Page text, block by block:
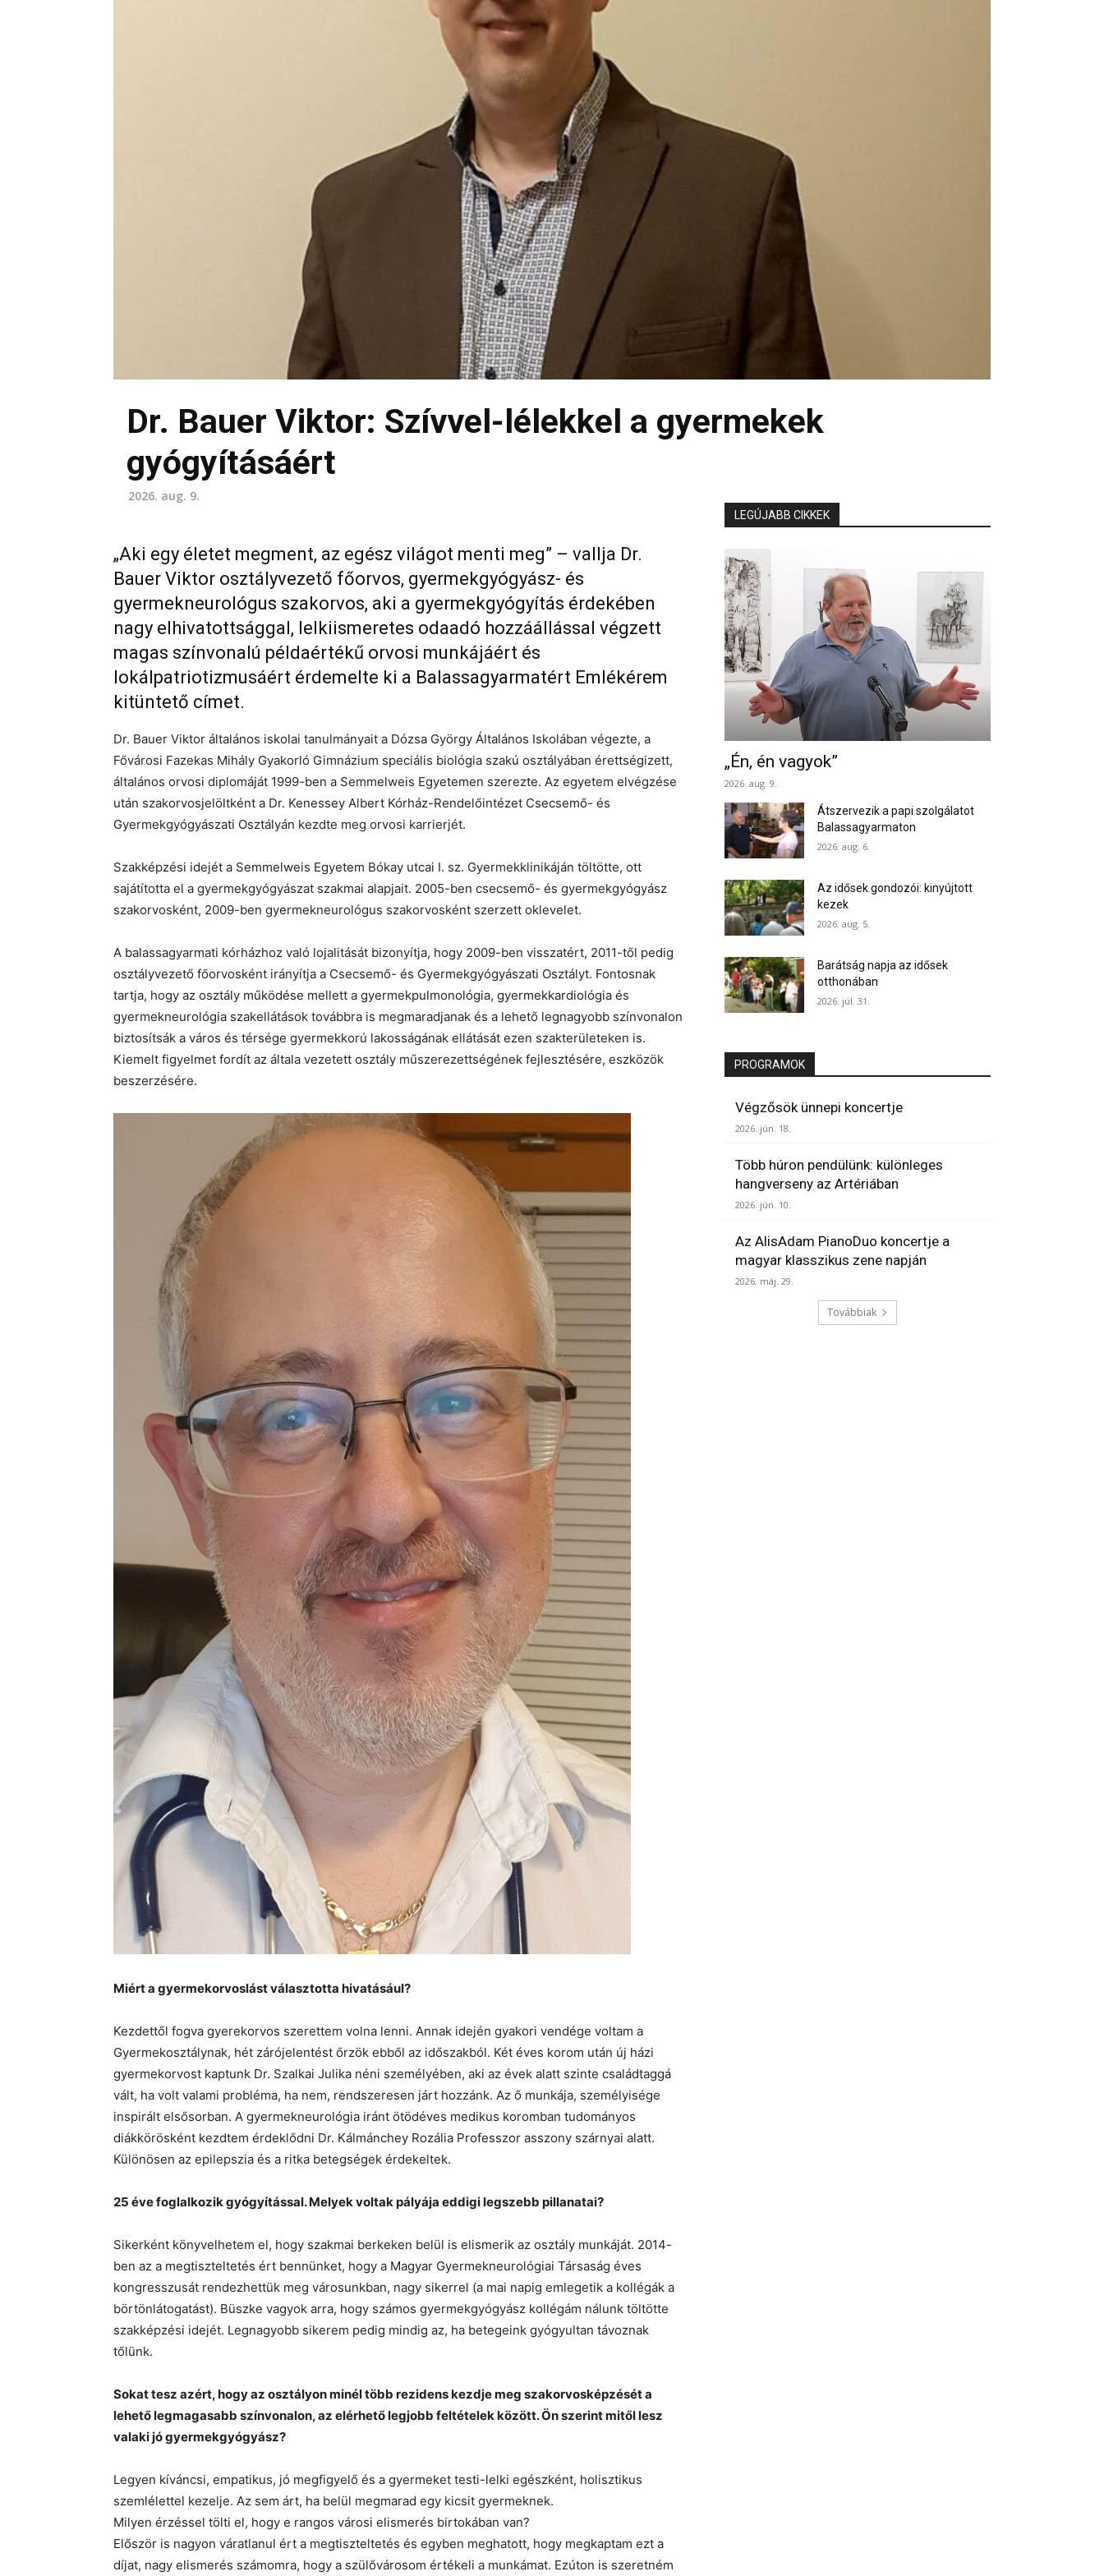
Dr. Bauer Viktor: Szívvel-lélekkel a gyermekek
gyógyításáért
2026. aug. 9.
„Aki egy életet megment, az egész világot menti meg” – vallja Dr.
Bauer Viktor osztályvezető főorvos, gyermekgyógyász- és
gyermekneurológus szakorvos, aki a gyermekgyógyítás érdekében
nagy elhivatottsággal, lelkiismeretes odaadó hozzáállással végzett
magas színvonalú példaértékű orvosi munkájáért és
lokálpatriotizmusáért érdemelte ki a Balassagyarmatért Emlékérem
kitüntető címet.
Dr. Bauer Viktor általános iskolai tanulmányait a Dózsa György Általános Iskolában végezte, a
Fővárosi Fazekas Mihály Gyakorló Gimnázium speciális biológia szakú osztályában érettségizett,
általános orvosi diplomáját 1999-ben a Semmelweis Egyetemen szerezte. Az egyetem elvégzése
után szakorvosjelöltként a Dr. Kenessey Albert Kórház-Rendelőintézet Csecsemő- és
Gyermekgyógyászati Osztályán kezdte meg orvosi karrierjét.
Szakképzési idejét a Semmelweis Egyetem Bókay utcai I. sz. Gyermekklinikáján töltötte, ott
sajátította el a gyermekgyógyászat szakmai alapjait. 2005-ben csecsemő- és gyermekgyógyász
szakorvosként, 2009-ben gyermekneurológus szakorvosként szerzett oklevelet.
A balassagyarmati kórházhoz való lojalitását bizonyítja, hogy 2009-ben visszatért, 2011-től pedig
osztályvezető főorvosként irányítja a Csecsemő- és Gyermekgyógyászati Osztályt. Fontosnak
tartja, hogy az osztály működése mellett a gyermekpulmonológia, gyermekkardiológia és
gyermekneurológia szakellátások továbbra is megmaradjanak és a lehető legnagyobb színvonalon
biztosítsák a város és térsége gyermekkorú lakosságának ellátását ezen szakterületeken is.
Kiemelt figyelmet fordít az általa vezetett osztály műszerezettségének fejlesztésére, eszközök
beszerzésére.
Miért a gyermekorvoslást választotta hivatásául?
Kezdettől fogva gyerekorvos szerettem volna lenni. Annak idején gyakori vendége voltam a
Gyermekosztálynak, hét zárójelentést őrzök ebből az időszakból. Két éves korom után új házi
gyermekorvost kaptunk Dr. Szalkai Julika néni személyében, aki az évek alatt szinte családtaggá
vált, ha volt valami probléma, ha nem, rendszeresen járt hozzánk. Az ő munkája, személyisége
inspirált elsősorban. A gyermekneurológia iránt ötödéves medikus koromban tudományos
diákkörösként kezdtem érdeklődni Dr. Kálmánchey Rozália Professzor asszony szárnyai alatt.
Különösen az epilepszia és a ritka betegségek érdekeltek.
25 éve foglalkozik gyógyítással. Melyek voltak pályája eddigi legszebb pillanatai?
Sikerként könyvelhetem el, hogy szakmai berkeken belül is elismerik az osztály munkáját. 2014-
ben az a megtiszteltetés ért bennünket, hogy a Magyar Gyermekneurológiai Társaság éves
kongresszusát rendezhettük meg városunkban, nagy sikerrel (a mai napig emlegetik a kollégák a
börtönlátogatást). Büszke vagyok arra, hogy számos gyermekgyógyász kollégám nálunk töltötte
szakképzési idejét. Legnagyobb sikerem pedig mindig az, ha betegeink gyógyultan távoznak
tőlünk.
Sokat tesz azért, hogy az osztályon minél több rezidens kezdje meg szakorvosképzését a
lehető legmagasabb színvonalon, az elérhető legjobb feltételek között. Ön szerint mitől lesz
valaki jó gyermekgyógyász?
Legyen kíváncsi, empatikus, jó megfigyelő és a gyermeket testi-lelki egészként, holisztikus
szemlélettel kezelje. Az sem árt, ha belül megmarad egy kicsit gyermeknek.
Milyen érzéssel tölti el, hogy e rangos városi elismerés birtokában van?
Először is nagyon váratlanul ért a megtiszteltetés és egyben meghatott, hogy megkaptam ezt a
díjat, nagy elismerés számomra, hogy a szülővárosom értékeli a munkámat. Ezúton is szeretném
LEGÚJABB CIKKEK
„Én, én vagyok”
2026. aug. 9.
Átszervezik a papi szolgálatot
Balassagyarmaton
2026. aug. 6.
Az idősek gondozói: kinyújtott
kezek
2026. aug. 5.
Barátság napja az idősek
otthonában
2026. júl. 31.
PROGRAMOK
Végzősök ünnepi koncertje
2026. jún. 18.
Több húron pendülünk: különleges
hangverseny az Artériában
2026. jún. 10.
Az AlisAdam PianoDuo koncertje a
magyar klasszikus zene napján
2026. máj. 29.
Továbbiak